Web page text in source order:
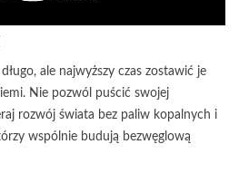
ale najwyższy czas zostawić je
Nie pozwól puścić swojej
rozwój świata bez paliw kopalnych i
wspólnie budują bezwęglową